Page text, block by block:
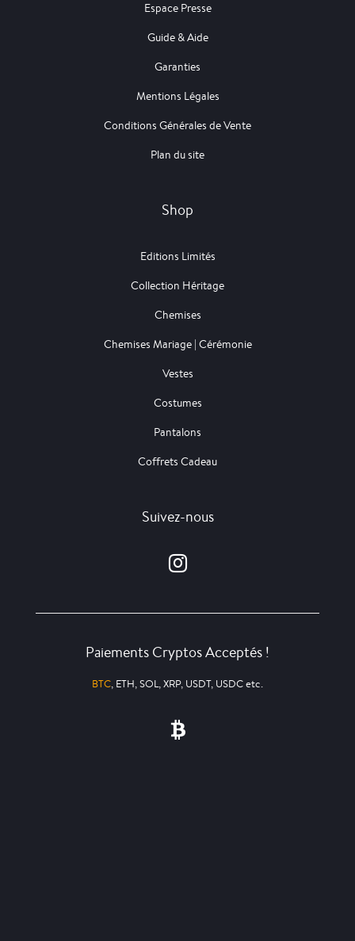
Espace Presse
Guide & Aide
Garanties
Mentions Légales
Conditions Générales de Vente
Plan du site
Shop
Editions Limités
Collection Héritage
Chemises
Chemises Mariage | Cérémonie
Vestes
Costumes
Pantalons
Coffrets Cadeau
Suivez-nous
Paiements Cryptos Acceptés !
BTC, ETH, SOL, XRP, USDT, USDC etc.